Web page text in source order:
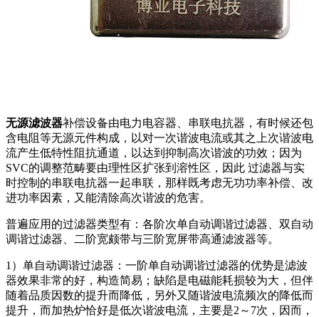
无源滤波器补偿设备由电力电容器、串联电抗器，有时候还包
含电阻等无源元件构成，以对一次谐波电流或其之上次谐波电
流产生低特性阻抗通道，以达到抑制高次谐波的功效；因为
SVC的调整范畴要由理性区扩张到溶性区，因此 过滤器与实
时控制的串联电抗器一起串联，那样既考虑无功功率补偿、改
进功率因素，又能清除高次谐波的危害。
普遍应用的过滤器类型有：各阶次单自动调谐过滤器、双自动
调谐过滤器、二阶宽颇带与三阶宽屏带高通滤波器等。
1）单自动调谐过滤器：一阶单自动调谐过滤器的优势是滤波
器效果非常的好，构造简易；缺陷是电磁能耗损较为大，但伴
随着品质因数的提升而降低，另外又随谐波电流频次的降低而
提升，而加热炉恰好是低次谐波电流，主要是2～7次，因而，